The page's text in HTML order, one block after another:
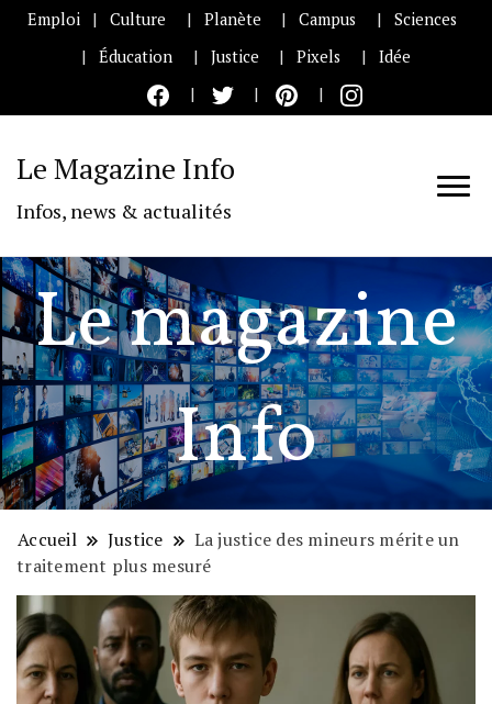
Emploi Culture Planète Campus
Sciences
Éducation
Justice Pixels Idée
Le Magazine Info
Infos, news & actualités
Le magazine
Info
Accueil Justice
La justice des mineurs mérite un
traitement plus mesuré